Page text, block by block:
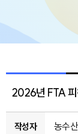
2026년 FTA 피
작성자 농수